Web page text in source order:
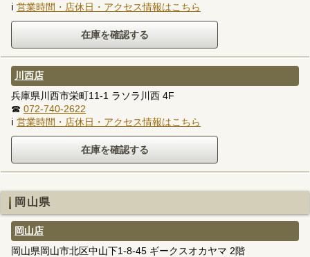
ℹ 営業時間・店休日・アクセス情報はこちら
川西店
兵庫県川西市栄町11-1 ラソラ川西 4F
☎ 072-740-2622
ℹ 営業時間・店休日・アクセス情報はこちら
岡山県
岡山店
岡山県岡山市北区中山下1-8-45 ギークスオカヤマ 2階